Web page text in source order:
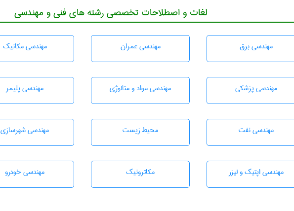
لغات و اصطلاحات تخصصی رشته های فنی و مهندسی
مهندسی برق مهندسی عمران مهندسی مکانیک
مهندسی پزشکی مهندسی مواد و متالوژی مهندسی پليمر
مهندسی نفت محيط زيست مهندسی شهرسازی
مهندسی اپتیک و لیزر مکاترونیک مهندسی خودرو